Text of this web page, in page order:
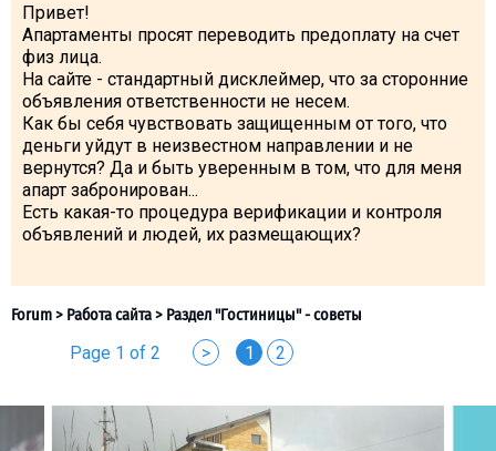
Привет!
Апартаменты просят переводить предоплату на счет
физ лица.
На сайте - стандартный дисклеймер, что за сторонние
объявления ответственности не несем.
Как бы себя чувствовать защищенным от того, что
деньги уйдут в неизвестном направлении и не
вернутся? Да и быть уверенным в том, что для меня
апарт забронирован...
Есть какая-то процедура верификации и контроля
объявлений и людей, их размещающих?
Page 1 of 2 > 1 2